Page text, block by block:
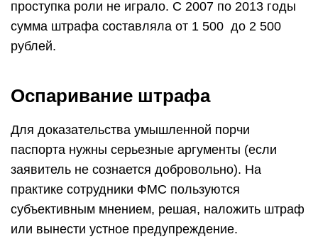
проступка роли не играло. С 2007 по 2013 годы
сумма штрафа составляла от 1 500 до 2 500
рублей.
Оспаривание штрафа
Для доказательства умышленной порчи
паспорта нужны серьезные аргументы (если
заявитель не сознается добровольно). На
практике сотрудники ФМС пользуются
субъективным мнением, решая, наложить штраф
или вынести устное предупреждение.